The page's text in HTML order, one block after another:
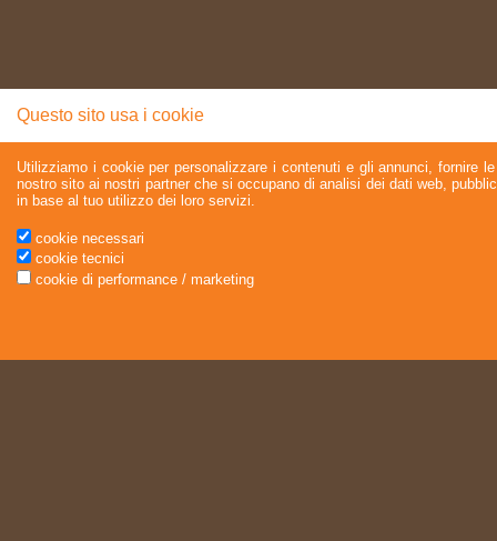
Questo sito usa i cookie
Utilizziamo i cookie per personalizzare i contenuti e gli annunci, fornire
nostro sito ai nostri partner che si occupano di analisi dei dati web,
in base al tuo utilizzo dei loro servizi.
cookie necessari
cookie tecnici
cookie di performance / marketing